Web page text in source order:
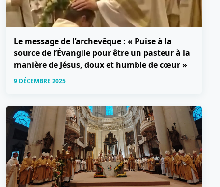
Le message de l’archevêque : « Puise à la
source de l’Évangile pour être un pasteur à la
manière de Jésus, doux et humble de cœur »
9 DÉCEMBRE 2025